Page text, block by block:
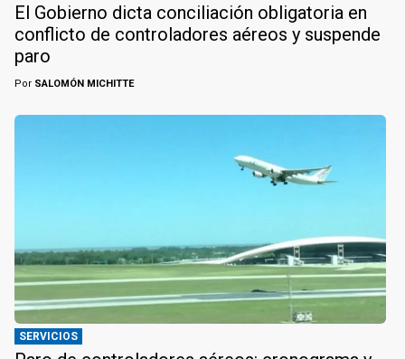
El Gobierno dicta conciliación obligatoria en
conflicto de controladores aéreos y suspende
paro
Por SALOMÓN MICHITTE
SERVICIOS